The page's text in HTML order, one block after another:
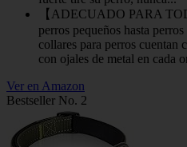
【ADECUADO PARA
perros pequeños hasta
collares para perros cuentan
con ojales de metal en cada
Ver en Amazon
Bestseller No. 2